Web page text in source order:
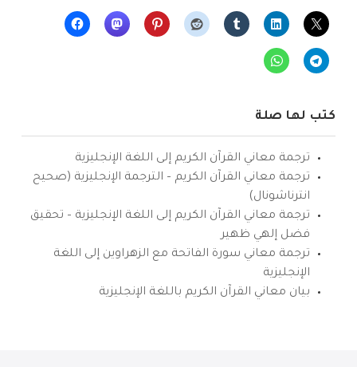
كتب لها صلة
ترجمة معاني القرآن الكريم إلى اللغة الإنجليزية
ترجمة معاني القرآن الكريم – الترجمة الإنجليزية (صحيح
انترناشونال)
ترجمة معاني القرآن الكريم إلى اللغة الإنجليزية – تحقيق
فضل إلهي ظهير
ترجمة معاني سورة الفاتحة مع الزهراوين إلى اللغة
الإنجليزية
بيان معاني القرآن الكريم باللغة الإنجليزية